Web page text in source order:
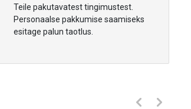
Teile pakutavatest tingimustest.
Personaalse pakkumise saamiseks
esitage palun taotlus.